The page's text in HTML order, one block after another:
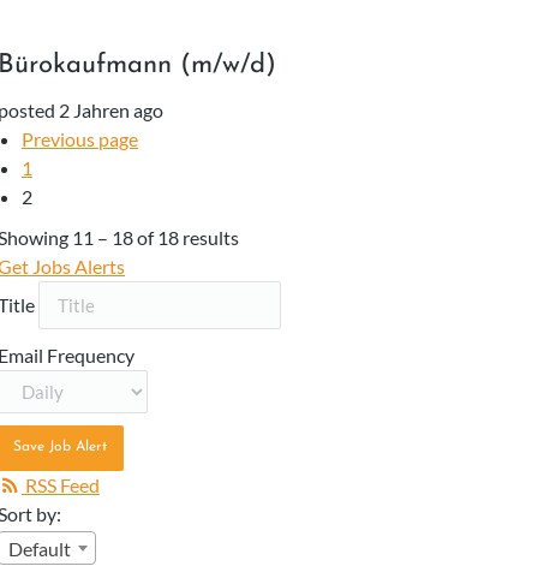
(m/w/d)
2 Jahren ago
Previous page
1
2
11 – 18of 18 results
Jobs Alerts
Frequency
Save Job Alert
RSS Feed
by:
Default